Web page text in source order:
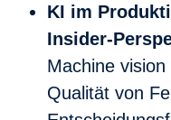
KI im
Insider-
Machine
Qualität von